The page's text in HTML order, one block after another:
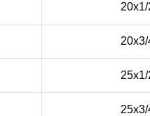
20x1/
20x3/
25x1/
25x3/